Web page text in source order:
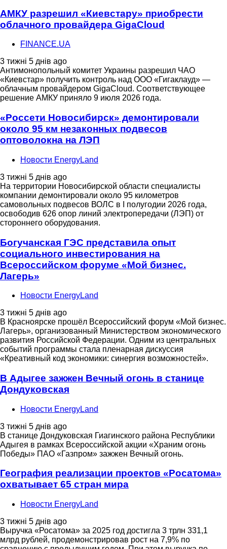
АМКУ разрешил «Киевстару» приобрести
облачного провайдера GigaCloud
FINANCE.UA
3 тижні 5 днів ago
Антимонопольный комитет Украины разрешил ЧАО
«Киевстар» получить контроль над ООО «Гигаклауд» —
облачным провайдером GigaCloud. Соответствующее
решение АМКУ приняло 9 июля 2026 года.
«Россети Новосибирск» демонтировали
около 95 км незаконных подвесов
оптоволокна на ЛЭП
Новости EnergyLand
3 тижні 5 днів ago
На территории Новосибирской области специалисты
компании демонтировали около 95 километров
самовольных подвесов ВОЛС в I полугодии 2026 года,
освободив 626 опор линий электропередачи (ЛЭП) от
стороннего оборудования.
Богучанская ГЭС представила опыт
социального инвестирования на
Всероссийском форуме «Мой бизнес.
Лагерь»
Новости EnergyLand
3 тижні 5 днів ago
В Красноярске прошёл Всероссийский форум «Мой бизнес.
Лагерь», организованный Министерством экономического
развития Российской Федерации. Одним из центральных
событий программы стала пленарная дискуссия
«Креативный код экономики: синергия возможностей».
В Адыгее зажжен Вечный огонь в станице
Дондуковская
Новости EnergyLand
3 тижні 5 днів ago
В станице Дондуковская Гиагинского района Республики
Адыгея в рамках Всероссийской акции «Храним огонь
Победы» ПАО «Газпром» зажжен Вечный огонь.
География реализации проектов «Росатома»
охватывает 65 стран мира
Новости EnergyLand
3 тижні 5 днів ago
Выручка «Росатома» за 2025 год достигла 3 трлн 331,1
млрд рублей, продемонстрировав рост на 7,9% по